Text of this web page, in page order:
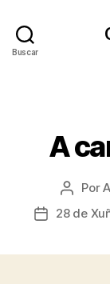
Buscar
A
Autor
da
Por
Data28 de